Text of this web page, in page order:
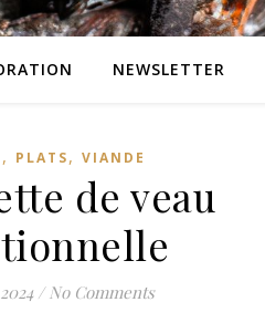
NEWSLETTER
, PLATS,VIANDE
de veau
/ No Comments